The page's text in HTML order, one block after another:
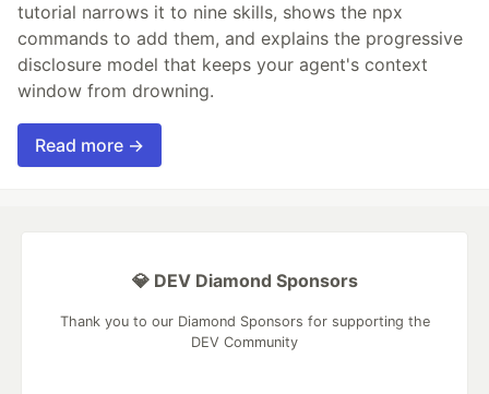
tutorial narrows it to nine skills, shows the npx
commands to add them, and explains the progressive
disclosure model that keeps your agent's context
window from drowning.
Read more →
💎 DEV Diamond Sponsors
Thank you to our Diamond Sponsors for supporting the
DEV Community